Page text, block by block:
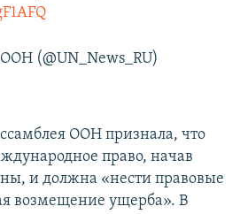
(@UN_News_RU)
ООН признала, что
право, начав
и должна «нести правовые
возмещение ущерба». В